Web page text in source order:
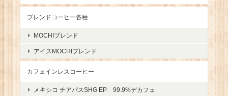
ブレンドコーヒー各種
MOCHIブレンド
アイスMOCHIブレンド
カフェインレスコーヒー
メキシコ チアパスSHG EP 99.9%デカフェ